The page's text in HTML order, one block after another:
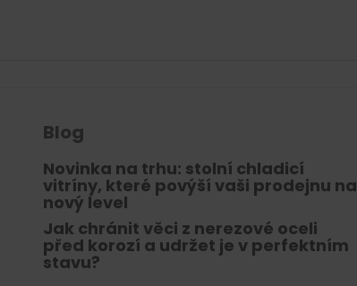
Blog
Novinka na trhu: stolní chladicí
vitríny, které povýší vaši prodejnu na
nový level
Jak chránit věci z nerezové oceli
před korozí a udržet je v perfektním
stavu?